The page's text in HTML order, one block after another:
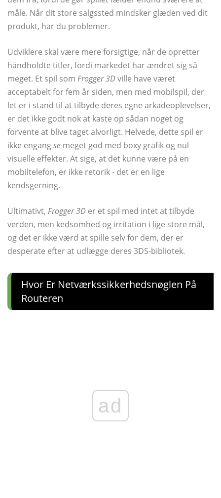
måle. Når dit store salgssted mindsker glæden ved dit
produkt, har du problemer.
Udviklere skal være mere forsigtige, når de opretter
håndholdte titler, fordi markedet har ændret sig så
meget. Et spil som Frogger 3D ville have været
acceptabelt for fem år siden, men med mobilspil, der
let er i stand til at tilbyde deres egne arkadeoplevelser,
er det ikke godt nok at kaste op sådan noget og
forvente at blive taget alvorligt. Helvede, dette spil er
ikke engangse meget god med boxy grafik og nul
visuelle effekter. At sige, at det kunne være på en
mobiltelefon, er ikke retorik - det er en lige
kendsgerning.
Ultimativt, Frogger 3D er et spil med intet at tilbyde
verden, men kedsomhed og irritation i lige store mål,
og det er ikke værd at spille selv for dem, der er
desperate efter at udlægge deres 3DS-bibliotek.
Hvor Er Netværkssikkerhedsnøglen På
Routeren
ad